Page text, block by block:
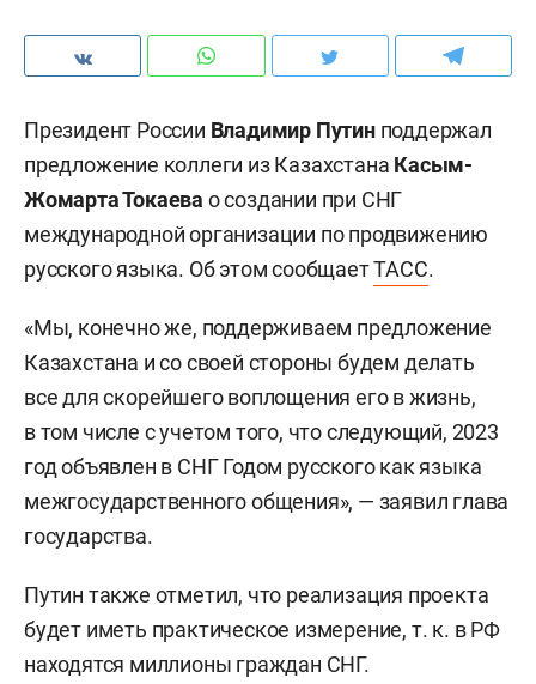
Президент России Владимир Путинподдержал
предложение коллеги из Казахстана Касым-
Жомарта Токаева о создании при СНГ
международной организации по продвижению
русского языка. Об этом сообщаетТАСС.
«Мы, конечно же, поддерживаем предложение
Казахстана и со своей стороны будем делать
все для скорейшего воплощения его в жизнь,
в том числе с учетом того, что следующий, 2023
год объявлен в СНГ Годом русского как языка
межгосударственного общения», — заявил глава
государства.
Путин также отметил, что реализация проекта
будет иметь практическое измерение, т. к. в РФ
находятся миллионы граждан СНГ.